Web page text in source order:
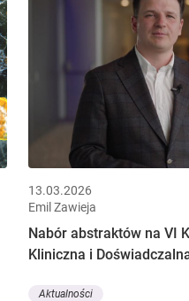
13.03.2026
Emil Zawieja
Nabór abstraktów na VI
Kliniczna i
Aktualności